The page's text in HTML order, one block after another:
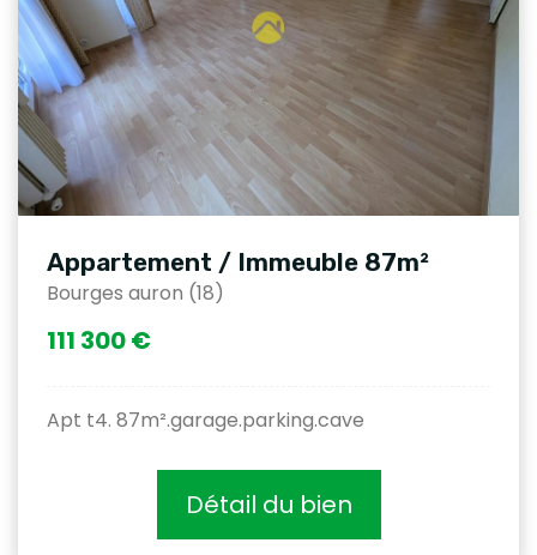
Appartement / Immeuble 87m²
Bourges auron (18)
111 300 €
Apt t4. 87m².garage.parking.cave
Détail du bien